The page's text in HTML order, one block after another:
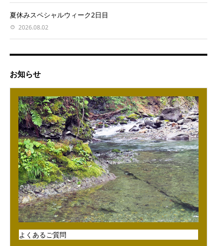
夏休みスペシャルウィーク2日目
2026.08.02
お知らせ
よくあるご質問